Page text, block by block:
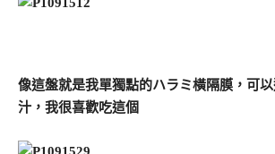
像這盤就是我單獨點的ハラミ橫隔膜，可
汁，我很喜歡吃這個